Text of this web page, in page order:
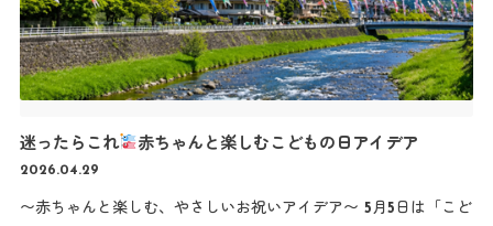
迷ったらこれ 赤ちゃんと楽しむこどもの日アイデア
2026.04.29
〜赤ちゃんと楽しむ、やさしいお祝いアイデア〜 5月5日は「こど